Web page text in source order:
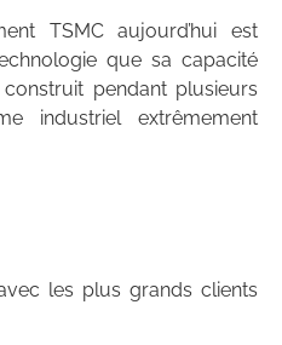
TSMC aujourd’hui est
que sa capacité
construit pendant plusieurs
industriel extrêmement
les plus grands clients